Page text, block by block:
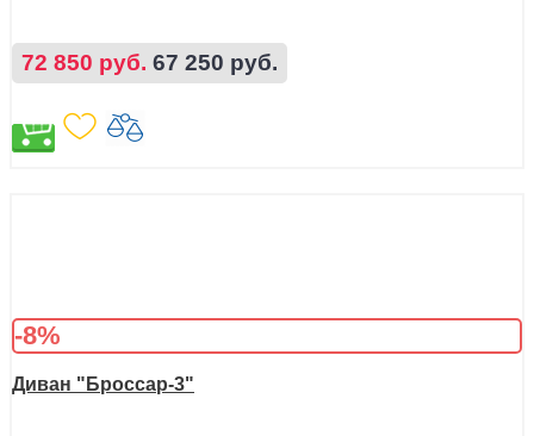
72 850 руб. 67 250 руб.
-8%
Диван "Броссар-3"